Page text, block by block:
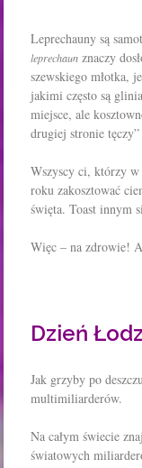
Leprechauny są
leprechaun znaczy
szewskiego młotka,
jakimi często są
miejsce, ale
drugiej stronie
Wszyscy ci, którzy
roku zakosztować
święta. Toast innym
Więc – na zdrowie!
Dzień
Jak grzyby po
multimiliarderów.
Na całym świecie
światowych